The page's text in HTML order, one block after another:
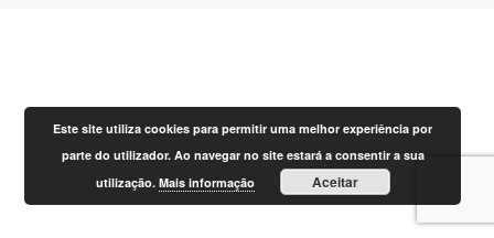
Este site utiliza cookies para permitir uma melhor experiência por
parte do utilizador. Ao navegar no site estará a consentir a sua
utilização. Mais informação Aceitar